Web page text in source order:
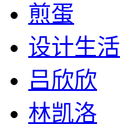
煎蛋
设计生活
吕欣欣
林凯洛